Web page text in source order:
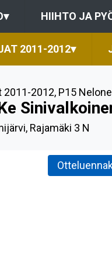
▾ HIIHTO JA
2011-2012▾
2011-2012, P15
Rajamäki 3 N